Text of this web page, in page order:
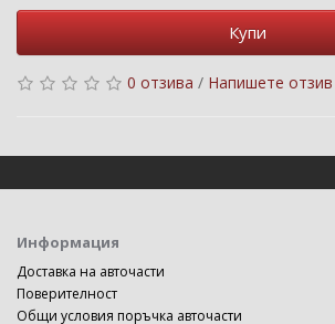
Купи
0 отзива / Напишете отзив
Информация
Доставка на авточасти
Поверителност
Общи условия поръчка авточасти